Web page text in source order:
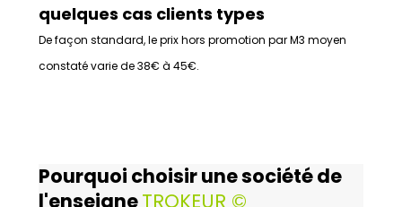
quelques cas clients types
De façon standard, le prix hors promotion par M3 moyen
constaté varie de 38€ à 45€.
Pourquoi choisir une société de
l'enseigneTROKEUR ©